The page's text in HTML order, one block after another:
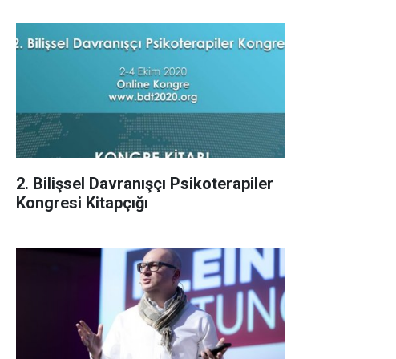
2. Bilişsel Davranışçı Psikoterapiler
Kongresi Kitapçığı